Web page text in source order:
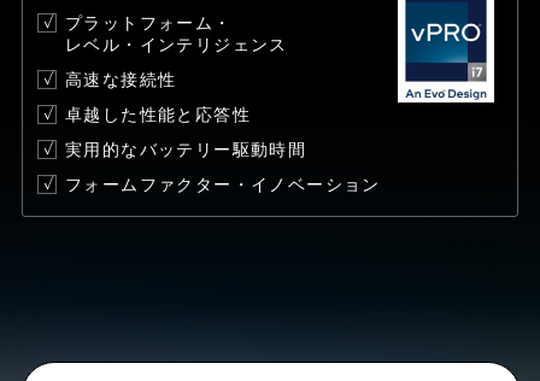
プラットフォーム・
レベル・インテリジェンス
高速な接続性
卓越した性能と応答性
実用的なバッテリー駆動時間
フォームファクター・イノベーション